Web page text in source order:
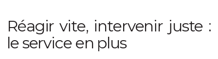
Réagir vite, intervenir juste :
le service en plus
Marketing
En partageant
votre intérêt et